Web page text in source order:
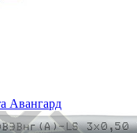
Авангард